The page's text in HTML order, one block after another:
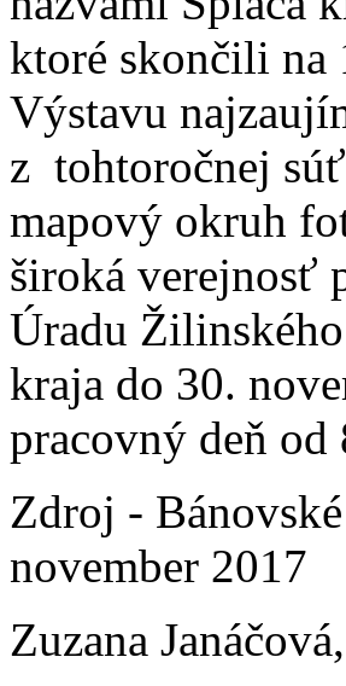
ktoré skončili na
Výstavu
z tohtoročnej
mapový okruh
široká verejnosť
Úradu
kraja do 30.
pracovný deň
Zdroj -
november 2017
Zuzana